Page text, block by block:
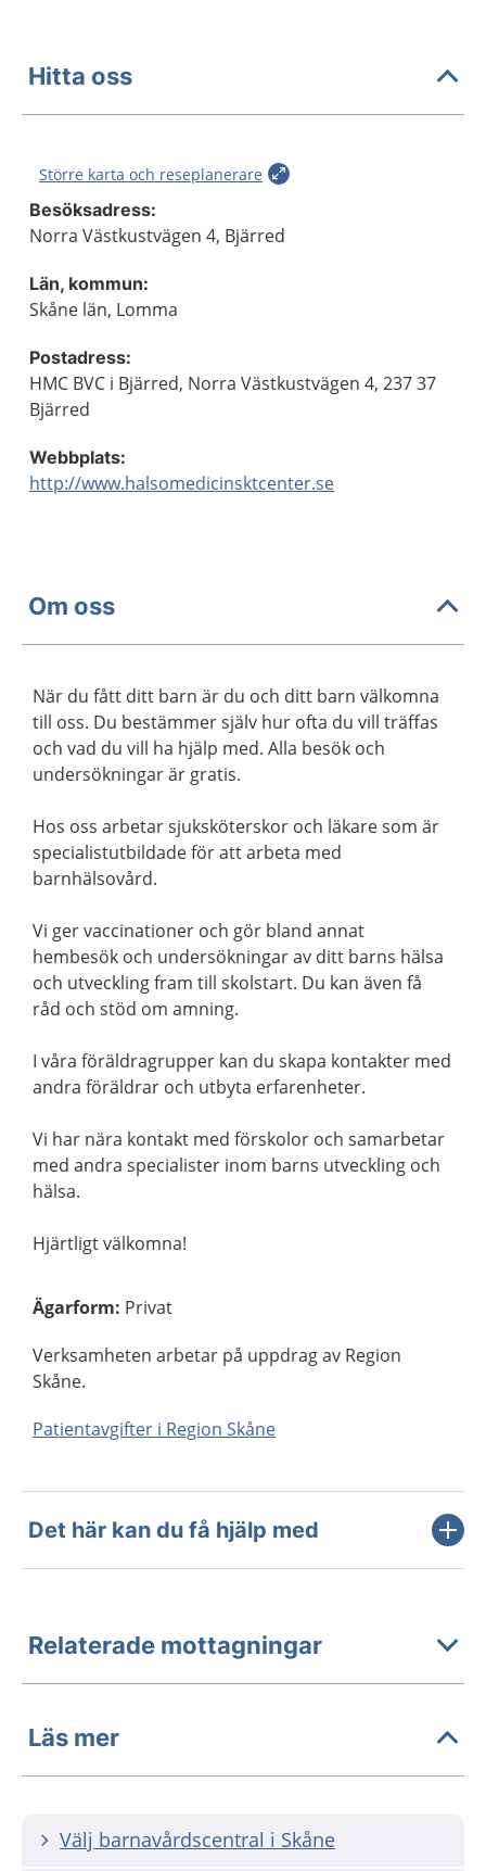
Hitta oss
Större karta och reseplanerare
Besöksadress:
Norra Västkustvägen 4, Bjärred
Län, kommun:
Skåne län, Lomma
Postadress:
HMC BVC i Bjärred, Norra Västkustvägen 4, 237 37
Bjärred
Webbplats:
http://www.halsomedicinsktcenter.se
Om oss
När du fått ditt barn är du och ditt barn välkomna
till oss. Du bestämmer själv hur ofta du vill träffas
och vad du vill ha hjälp med. Alla besök och
undersökningar är gratis.
Hos oss arbetar sjuksköterskor och läkare som är
specialistutbildade för att arbeta med
barnhälsovård.
Vi ger vaccinationer och gör bland annat
hembesök och undersökningar av ditt barns hälsa
och utveckling fram till skolstart. Du kan även få
råd och stöd om amning.
I våra föräldragrupper kan du skapa kontakter med
andra föräldrar och utbyta erfarenheter.
Vi har nära kontakt med förskolor och samarbetar
med andra specialister inom barns utveckling och
hälsa.
Hjärtligt välkomna!
Ägarform: Privat
Verksamheten arbetar på uppdrag av Region
Skåne.
Patientavgifter i Region Skåne
Det här kan du få hjälp med
Relaterade mottagningar
Läs mer
Välj barnavårdscentral i Skåne